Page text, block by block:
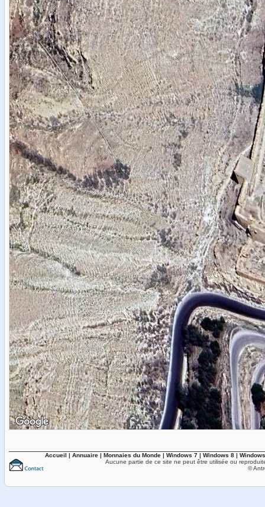
Accueil |Annuaire |Monnaies du Monde |Windows 7 |Windows 8 |
Aucune partie de ce site ne peut être utilisée ou
©